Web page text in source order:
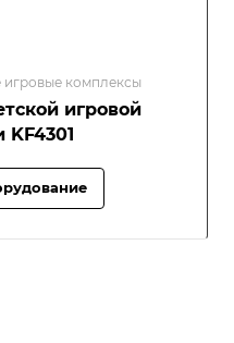
комплексы
игровой